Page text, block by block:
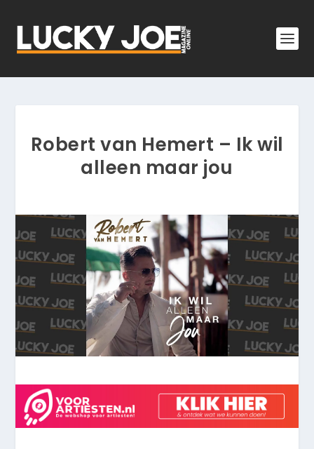
Robert van Hemert – Ik wil
alleen maar jou